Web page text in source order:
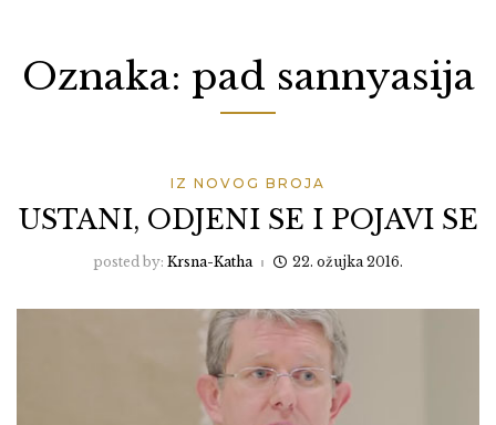
Oznaka: pad sannyasija
IZ NOVOG BROJA
USTANI, ODJENI SE I POJAVI SE
posted by: Krsna-Katha 22. ožujka 2016.